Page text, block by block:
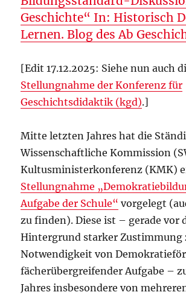
Geschichte“ In: Historisch
Lernen. Blog des Ab
[Edit 17.12.2025: Siehe nun auch
Stellungnahme der Konferenz für
Geschichtsdidaktik (kgd).]
Mitte letzten Jahres hat die
Wissenschaftliche Kommission
Kultusministerkonferenz (KMK)
Stellungnahme
Aufgabe der Schule“ vorgelegt
zu finden). Diese ist – gerade vor
Hintergrund starker Zustimmung
Notwendigkeit von
fächerübergreifender Aufgabe –
Jahres insbesondere von